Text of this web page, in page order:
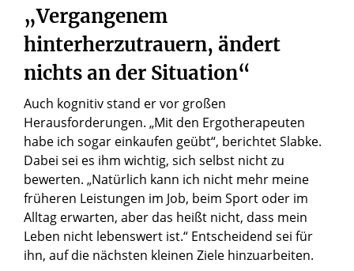
© Frederik Köhler
Nach einer schweren Hirntumor-Operation war Uwe
Slabke halbseitig gelähmt.
„Vergangenem
hinterherzutrauern, ändert
nichts an der Situation“
Auch kognitiv stand er vor großen
Herausforderungen. „Mit den Ergotherapeuten
habe ich sogar einkaufen geübt“, berichtet Slabke.
Dabei sei es ihm wichtig, sich selbst nicht zu
bewerten. „Natürlich kann ich nicht mehr meine
früheren Leistungen im Job, beim Sport oder im
Alltag erwarten, aber das heißt nicht, dass mein
Leben nicht lebenswert ist.“ Entscheidend sei für
ihn, auf die nächsten kleinen Ziele hinzuarbeiten.